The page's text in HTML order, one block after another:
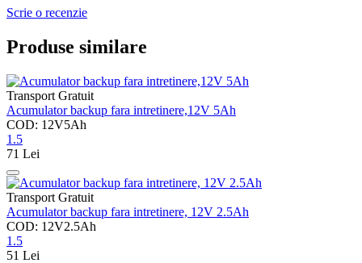
Scrie o recenzie
Produse similare
Transport Gratuit
Acumulator backup fara intretinere,12V 5Ah
COD: 12V5Ah
1.5
71 Lei
Transport Gratuit
Acumulator backup fara intretinere, 12V 2.5Ah
COD: 12V2.5Ah
1.5
51 Lei